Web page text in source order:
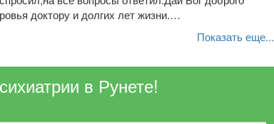
доктору и долгих лет жизни.…
Показать еще...
в Рунете!